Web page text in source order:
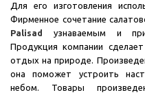
Для его изготовления
Фирменное сочетание
Palisad
узнаваемым и
Продукция компании
отдых на природе.
она поможет устроить
небом. Товары